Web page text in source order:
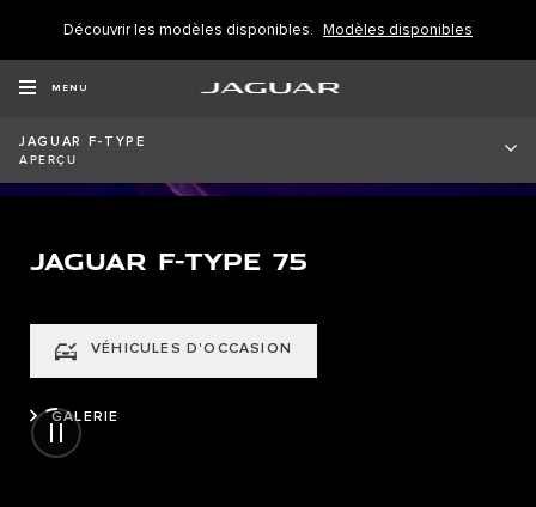
Découvrir les modèles disponibles. Modèles disponibles
MENU
JAGUAR F-TYPE
APERÇU
JAGUAR F-TYPE 75
VÉHICULES D'OCCASION
GALERIE